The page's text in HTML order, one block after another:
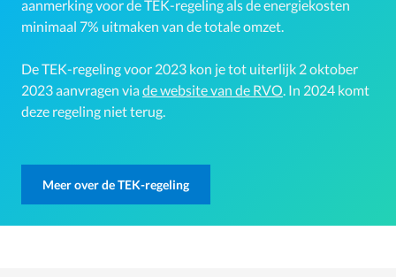
aanmerking voor de TEK-regeling als de energiekosten
minimaal 7% uitmaken van de totale omzet.
De TEK-regeling voor 2023 kon je tot uiterlijk 2 oktober
2023 aanvragen viade website van de RVO. In 2024 komt
deze regeling niet terug.
Meer over de TEK-regeling